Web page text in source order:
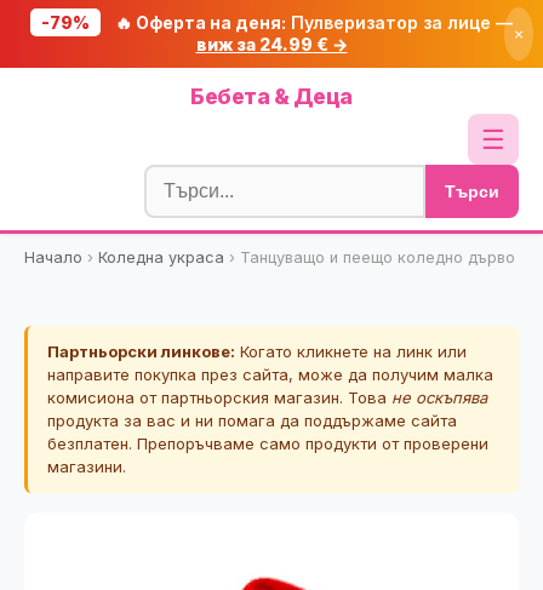
-79% 🔥 Оферта на деня: Пулверизатор за лице —
виж за 24.99 € →
×
Бебета & Деца
☰
Блог
🧮 Калкулатори
🔍 Намери продукт
🎟️ Купони
Търси
Начало › Коледна украса › Танцуващо и пеещо коледно дърво
Партньорски линкове: Когато кликнете на линк или
направите покупка през сайта, може да получим малка
комисиона от партньорския магазин. Това не оскъпява
продукта за вас и ни помага да поддържаме сайта
безплатен. Препоръчваме само продукти от проверени
магазини.